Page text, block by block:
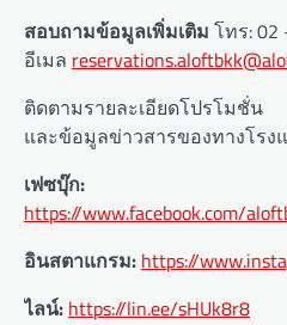
สอบถามข้อมูลเพิ่มเติม โทร: 02
อีเมล
ติดตามรายละเอียดโปรโมชั่น
และข้อมูลข่าวสารของทางโรง
เฟซบุ๊ก:
https://www.facebook.com/
อินสตาแกรม: https://
ไลน์: https://lin.ee/sHUk8r8